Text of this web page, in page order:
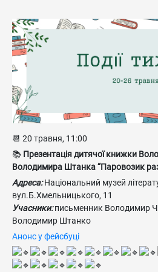
📆 20 травня, 11:00
📚 Презентація дитячої книжки
Володимира Штанка “Паровозик
Адреса:Національний музей
вул.Б.Хмельницького, 11
Учасники:письменник Володимир
Володимир Штанко
Анонс у фейсбуці